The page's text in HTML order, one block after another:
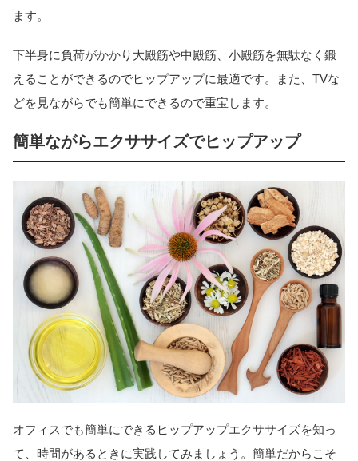
ます。
下半身に負荷がかかり大殿筋や中殿筋、小殿筋を無駄なく鍛
えることができるのでヒップアップに最適です。また、TVな
どを見ながらでも簡単にできるので重宝します。
簡単ながらエクササイズでヒップアップ
オフィスでも簡単にできるヒップアップエクササイズを知っ
て、時間があるときに実践してみましょう。簡単だからこそ